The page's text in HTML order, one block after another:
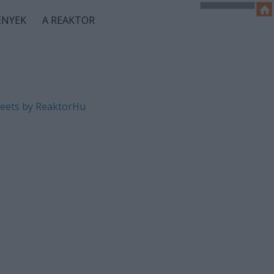
A REAKTOR
by ReaktorHu